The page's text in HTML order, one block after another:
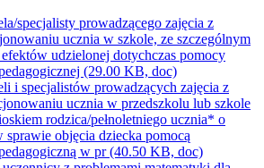
specjalisty prowadzącego zajęcia z
ucznia w szkole, ze szczególnym
udzielonej dotychczas pomocy
(29.00 KB, doc)
i specjalistów prowadzących zajęcia z
ucznia w przedszkolu lub szkole
rodzica/pełnoletniego ucznia* o
objęcia dziecka pomocą
w pr(40.50 KB, doc)